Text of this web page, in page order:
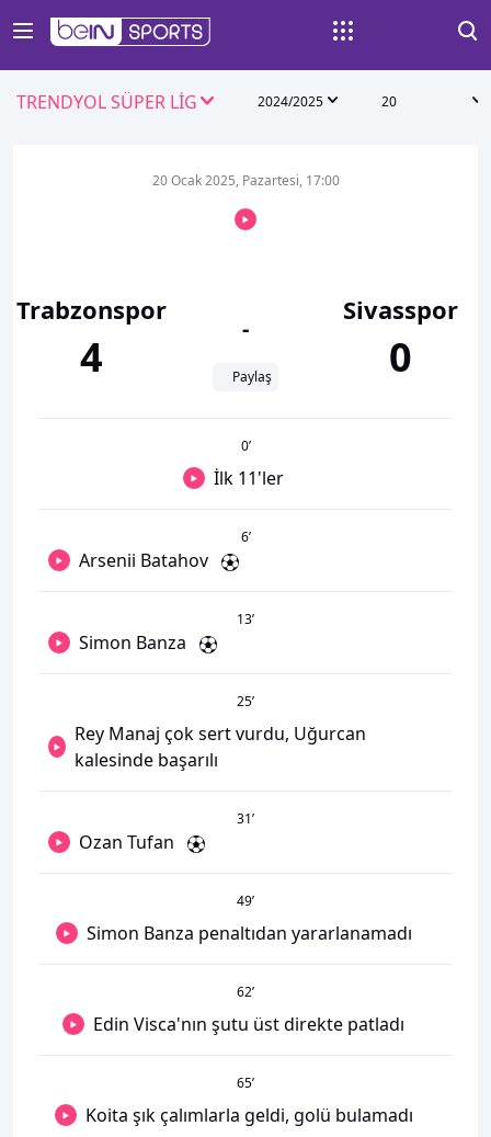
TRENDYOL SÜPER LİG 2024/2025 20
Trabzonspor
4
20 Ocak 2025, Pazartesi, 17:00
-
Paylaş
Sivasspor
0
0’
İlk 11'ler
6’
Arsenii Batahov
13’
Simon Banza
25’
Rey Manaj çok sert vurdu, Uğurcan
kalesinde başarılı
31’
Ozan Tufan
49’
Simon Banza penaltıdan yararlanamadı
62’
Edin Visca'nın şutu üst direkte patladı
65’
Koita şık çalımlarla geldi, golü bulamadı